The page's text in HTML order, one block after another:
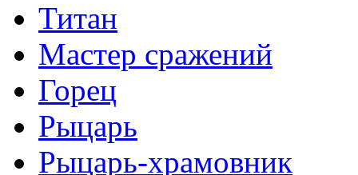
Титан
Мастер сражений
Горец
Рыцарь
Рыцарь-храмовник